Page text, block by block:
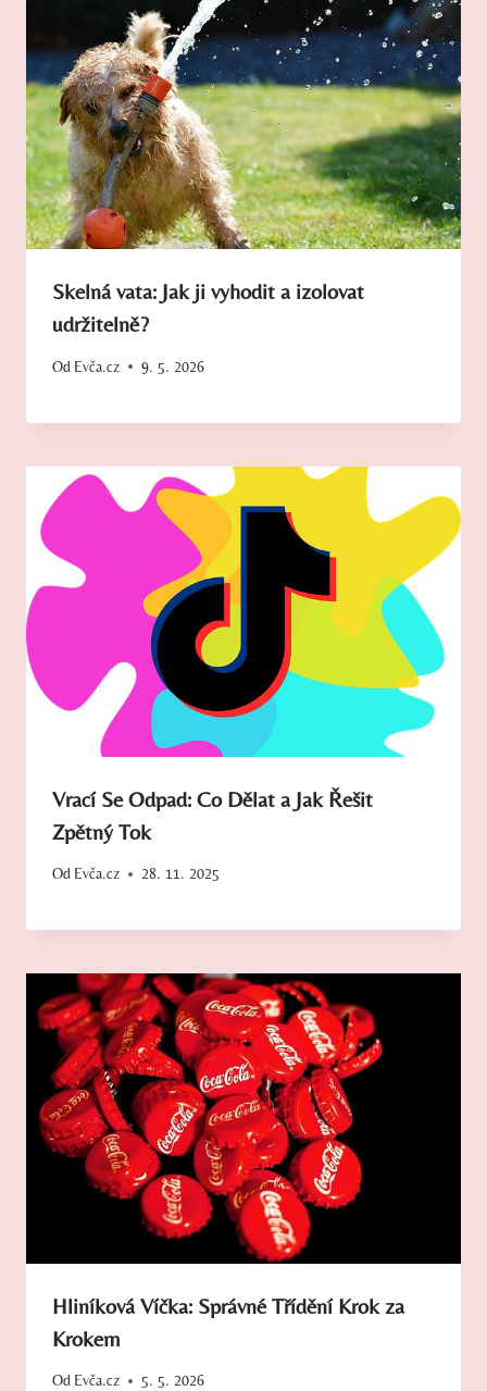
Skelná vata: Jak ji vyhodit a izolovat
udržitelně?
Od Evča.cz 9. 5. 2026
Vrací Se Odpad: Co Dělat a Jak Řešit
Zpětný Tok
Od Evča.cz 28. 11. 2025
Hliníková Víčka: Správné Třídění Krok za
Krokem
Od Evča.cz 5. 5. 2026